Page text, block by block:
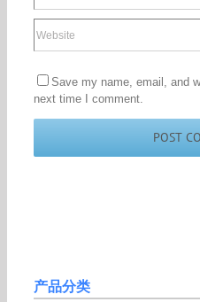
Save my name, email, and
next time I comment.
产品分类